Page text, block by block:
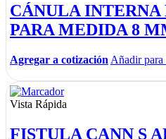
CÁNULA INTERNA
PARA MEDIDA 8
Agregar a cotización Añadir para
Vista Rápida
FISTULA CANN S